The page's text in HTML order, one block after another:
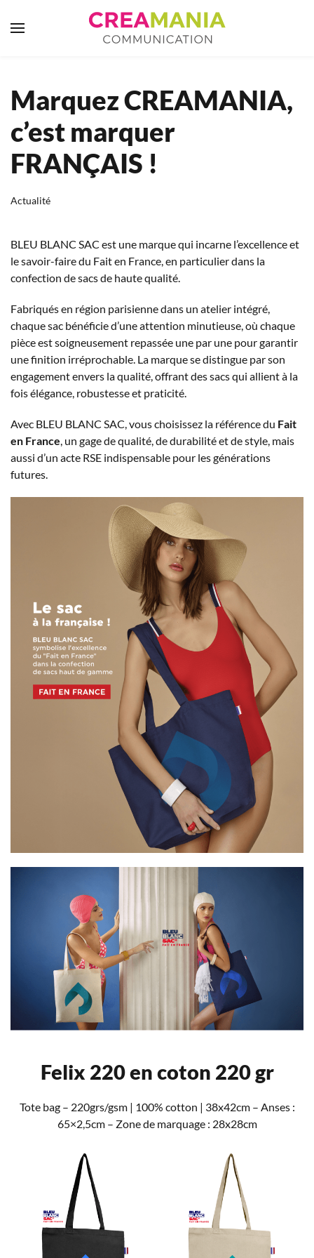
Skip to main content
Marquez CREAMANIA,
c’est marquer
FRANÇAIS !
Actualité
BLEU BLANC SAC est une marque qui incarne l’excellence et
le savoir-faire du Fait en France, en particulier dans la
confection de sacs de haute qualité.
Fabriqués en région parisienne dans un atelier intégré,
chaque sac bénéficie d’une attention minutieuse, où chaque
pièce est soigneusement repassée une par une pour garantir
une finition irréprochable. La marque se distingue par son
engagement envers la qualité, offrant des sacs qui allient à la
fois élégance, robustesse et praticité.
Avec BLEU BLANC SAC, vous choisissez la référence du Fait
en France, un gage de qualité, de durabilité et de style, mais
aussi d’un acte RSE indispensable pour les générations
futures.
Felix 220 en coton 220 gr
Tote bag – 220grs/gsm | 100% cotton | 38x42cm – Anses :
65×2,5cm – Zone de marquage : 28x28cm